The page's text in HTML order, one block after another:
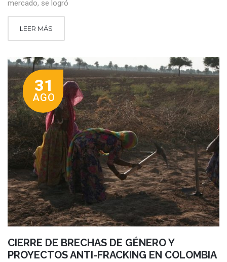
mercado, se logró
LEER MÁS
31
AGO
CIERRE DE BRECHAS DE GÉNERO Y
PROYECTOS ANTI-FRACKING EN COLOMBIA